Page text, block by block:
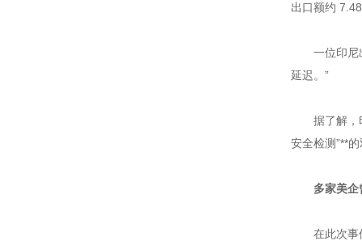
出口额约
一位印尼
延迟。”
据了解，
安全检测”**
多家美
在此次